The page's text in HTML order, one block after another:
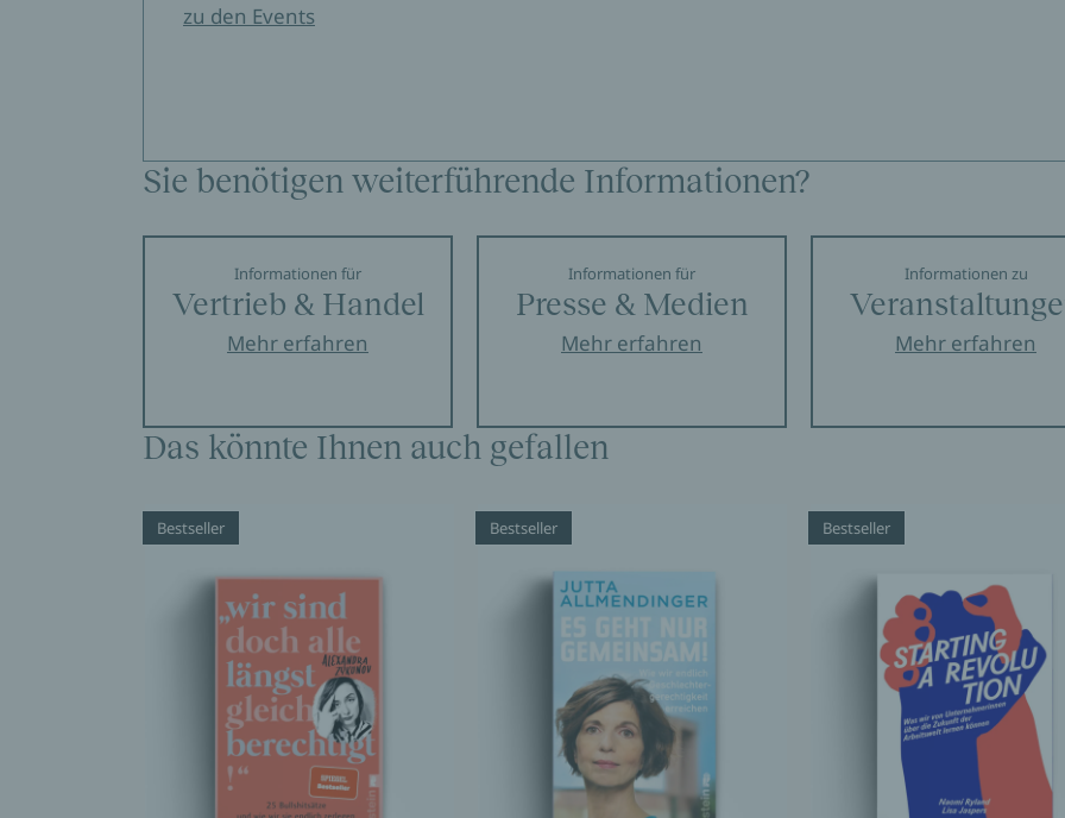
zu den Events
Sie benötigen weiterführende Informationen?
Informationen für
Vertrieb & Handel
Mehr erfahren
Informationen für
Presse & Medien
Mehr erfahren
Informationen zu
Mehr erfahren
Das könnte Ihnen auch gefallen
Bestseller Bestseller Bestseller